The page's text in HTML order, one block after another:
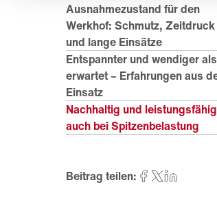
Ausnahmezustand für den
Werkhof: Schmutz, Zeitdruck
und lange Einsätze
Entspannter und wendiger als
erwartet – Erfahrungen aus
Einsatz
Nachhaltig und
auch bei Spitzenbelastung
Beitrag teilen: